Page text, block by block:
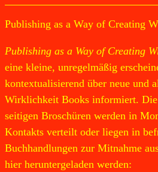
Publishing as a Way of Creating
Publishing as a Way of Creating
eine kleine, unregelmäßig
kontextualisierend über neue und
Wirklichkeit Books informiert.
seitigen Broschüren werden in
Kontakts verteilt oder liegen in
Buchhandlungen zur Mitnahme
hier heruntergeladen werden: